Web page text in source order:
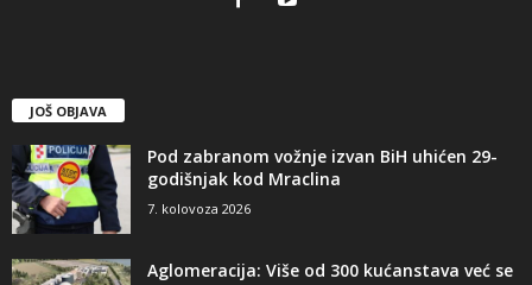
JOŠ OBJAVA
Pod zabranom vožnje izvan BiH uhićen 29-
godišnjak kod Mraclina
7. kolovoza 2026
Aglomeracija: Više od 300 kućanstava već se